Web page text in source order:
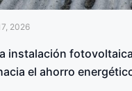
2026
instalación
el ahorro